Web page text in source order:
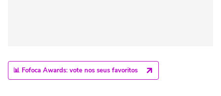
📊 Fofoca Awards: vote nos seus favoritos